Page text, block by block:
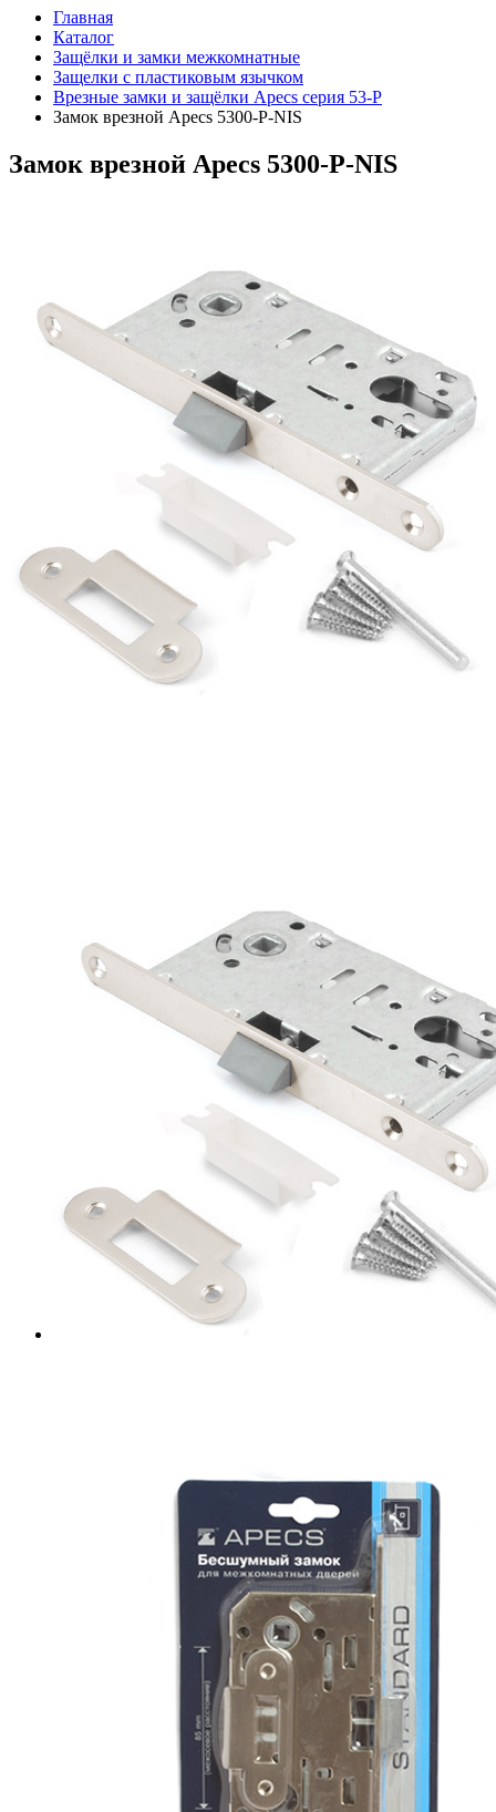
Главная
Каталог
Защёлки и замки межкомнатные
Защелки с пластиковым язычком
Врезные замки и защёлки Apecs серия 53-P
Замок врезной Apecs 5300-P-NIS
Замок врезной Apecs 5300-P-NIS